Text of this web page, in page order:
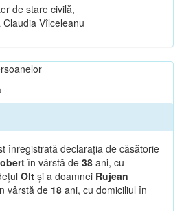
de stare civilă,
Claudia Vîlceleanu
înregistrată declarația de căsătorie
în vârstă de 38 ani, cu
Olt și a doamnei Rujean
vârstă de 18 ani, cu domiciliul în